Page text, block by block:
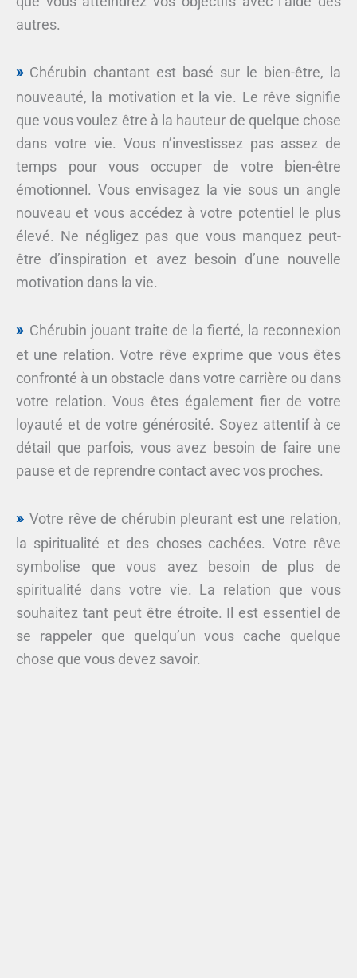
autres.
Chérubin chantant est basé sur le bien-être, la
nouveauté, la motivation et la vie. Le rêve signifie
que vous voulez être à la hauteur de quelque chose
dans votre vie. Vous n’investissez pas assez de
temps pour vous occuper de votre bien-être
émotionnel. Vous envisagez la vie sous un angle
nouveau et vous accédez à votre potentiel le plus
élevé. Ne négligez pas que vous manquez peut-
être d’inspiration et avez besoin d’une nouvelle
motivation dans la vie.
Chérubin jouant traite de la fierté, la reconnexion
et une relation. Votre rêve exprime que vous êtes
confronté à un obstacle dans votre carrière ou dans
votre relation. Vous êtes également fier de votre
loyauté et de votre générosité. Soyez attentif à ce
détail que parfois, vous avez besoin de faire une
pause et de reprendre contact avec vos proches.
Votre rêve de chérubin pleurant est une relation,
la spiritualité et des choses cachées. Votre rêve
symbolise que vous avez besoin de plus de
spiritualité dans votre vie. La relation que vous
souhaitez tant peut être étroite. Il est essentiel de
se rappeler que quelqu’un vous cache quelque
chose que vous devez savoir.